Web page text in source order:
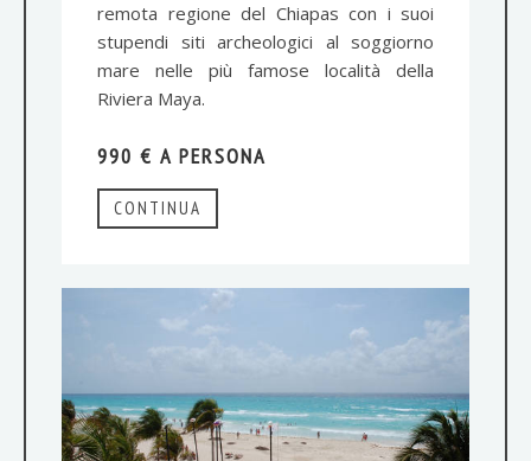
remota regione del Chiapas con i suoi
stupendi siti archeologici al soggiorno
mare nelle più famose località della
Riviera Maya.
990 € A PERSONA
CONTINUA